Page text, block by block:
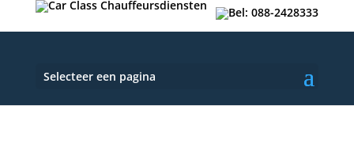
Selecteer een pagina